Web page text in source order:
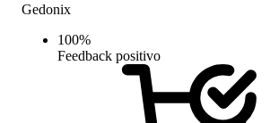
Gedonix
100%
Feedback positivo